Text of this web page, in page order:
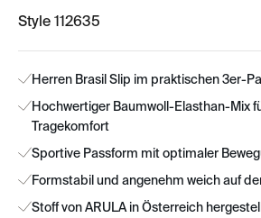
Style 112635
Herren Brasil Slip im praktischen 3er-
Hochwertiger Baumwoll-Elasthan-Mix
Tragekomfort
Sportive Passform mit optimaler
Formstabil und angenehm weich auf
Stoff von ARULA in Österreich